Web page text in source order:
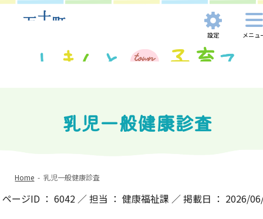
設定 メニュ
乳児一般健康診査
Home -乳児一般健康診査
ページID ： 6042 ／ 担当 ： 健康福祉課 ／ 掲載日 ： 2026/